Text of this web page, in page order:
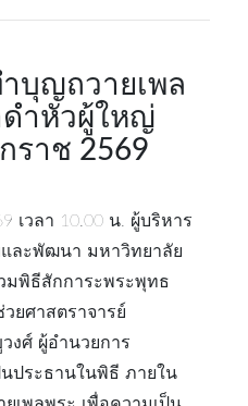
บุญถวายเพล
ำหัวผู้ใหญ่
ราช 2569
เวลา 10.00 น. ผู้บริหาร
และพัฒนา มหาวิทยาลัย
มพิธีสักการะพระพุทธ
ยศาสตราจารย์
งศ์ ผู้อำนวยการ
ประธานในพิธี ภายใน